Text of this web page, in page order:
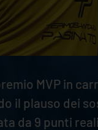
MVP in
il plauso dei
da 9 punti